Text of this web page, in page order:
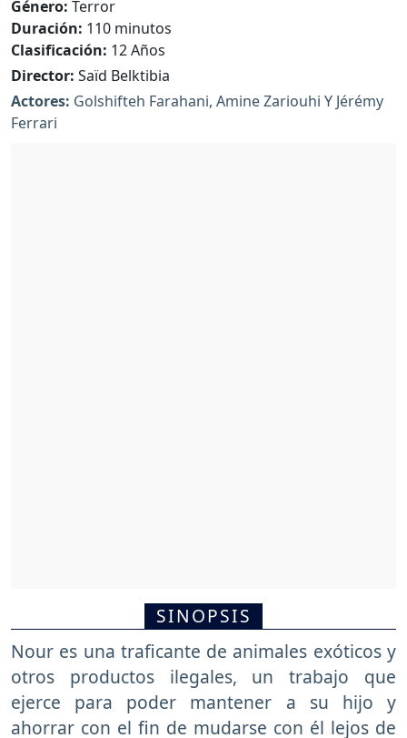
Género: Terror
Duración: 110 minutos
Clasificación: 12 Años
Director: Saïd Belktibia
Actores: Golshifteh Farahani, Amine Zariouhi Y Jérémy
Ferrari
SINOPSIS
Nour es una traficante de animales exóticos y
otros productos ilegales, un trabajo que
ejerce para poder mantener a su hijo y
ahorrar con el fin de mudarse con él lejos de